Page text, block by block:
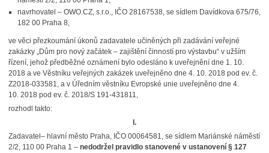
navrhovatel – OWO.CZ, s.r.o., IČO 28167538, se sídlem Davídkova 675/76,
182 00 Praha 8,
ve věci přezkoumání úkonů zadavatele učiněných při zadávání veřejné
zakázky „Dům pro nový začátek – zajištění činností pro výstavbu“ v užším
řízení, jehož předběžné oznámení bylo odesláno k uveřejnění dne 1. 10.
2018 a ve Věstníku veřejných zakázek uveřejněno dne 4. 10. 2018 pod ev. č.
Z2018-033581, a v Úředním věstníku Evropské unie uveřejněno dne 4.
10. 2018 pod ev. č. 2018/S 191-431811,
rozhodl takto:
I.
Zadavatel– hlavní město Praha, IČO 00064581, se sídlem Mariánské náměstí
2/2, 110 00 Praha 1 –nedodržel pravidlo stanovené v ustanovení § 127